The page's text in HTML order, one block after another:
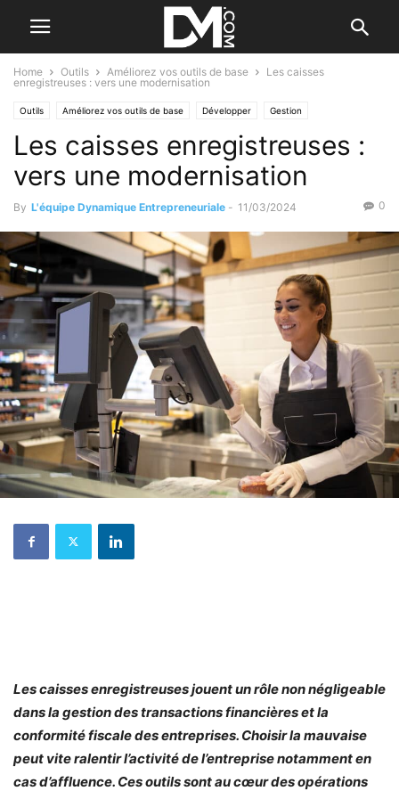
Home Outils Améliorez vos outils de base
Les caisses
enregistreuses : vers une modernisation
Outils Améliorez vos outils de base Développer Gestion
Le B.A. BA de la gestion Les outils commerciaux
Les caisses enregistreuses :
vers une modernisation
By L'équipe Dynamique Entrepreneuriale - 11/03/2024 0
Les caisses enregistreuses jouent un rôle non négligeable
dans la gestion des transactions financières et la
conformité fiscale des entreprises. Choisir la mauvaise
peut vite ralentir l’activité de l’entreprise notamment en
cas d’affluence. Ces outils sont au cœur des opérations